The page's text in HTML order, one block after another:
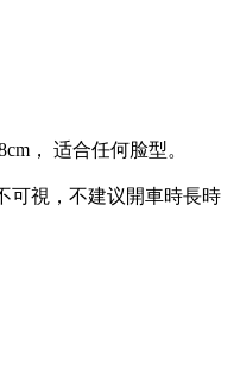
， 适合任何脸型。
可視，不建议開車時長時